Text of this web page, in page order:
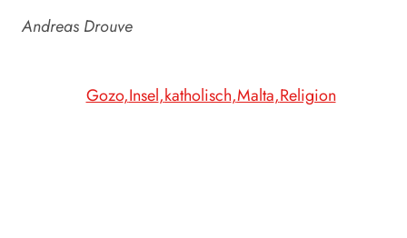
Andreas Drouve
Gozo Insel katholisch Malta Religion